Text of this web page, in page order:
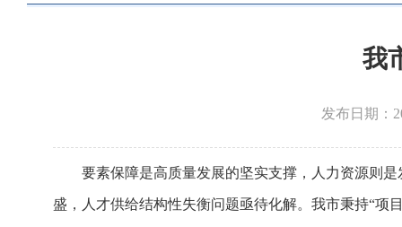
我
发布日期：
要素保障是高质量发展的坚实支撑，人力资源则
盛，人才供给结构性失衡问题亟待化解。我市秉持“项